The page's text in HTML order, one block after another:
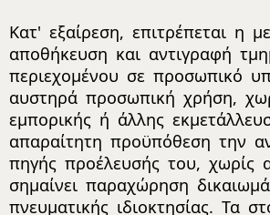
Κατ' εξαίρεση, επιτρέπεται η
αποθήκευση και αντιγραφή
περιεχομένου σε προσωπικό
αυστηρά προσωπική χρήση,
εμπορικής ή άλλης
απαραίτητη προϋπόθεση την
πηγής προέλευσής του, χωρίς
σημαίνει παραχώρηση
πνευματικής ιδιοκτησίας. Τα